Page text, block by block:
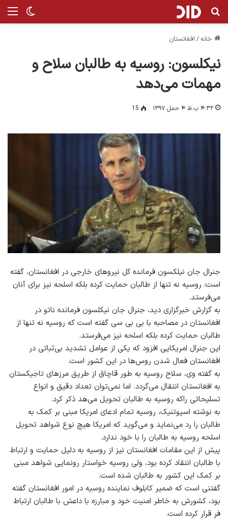
تغییر جستجو برای
خانه/ افغانستان
نیکلسون: روسیه به طالبان سلاح و
مهمات می‌دهد
۴:۳۲ ب.ظ ۴ حمل ۱۳۹۷ 15
جنرال جان نیلکسون فرمانده کل نیروهای خارجی در افغانستان، گفته
است: روسیه نه تنها از طالبان حمایت کرده بلکه اسلحه نیز برای آنان
می‌فرستد.
به گزارش خبرگزاری دید، جنرال جان نیکلسون فرمانده ناتو در
افغانستان در مصاحبه با بی بی سی گفته است که روسیه نه تنها از
طالبان حمایت کرده بلکه اسلحه نیز می‌فرستد.
این جنرال امریکایی افزود که یکی از عوامل تشدید بی‌ثباتی در
افغانستان فعال شدن روس‌ها در این کشور است.
به گفته وی، سلاح روسیه به طور قاچاق از طریق مرزهای تاجیکستان
به افغانستان انتقال می‌گردد. اما نمی‌توان تعداد دقیق و انواع
تسلیحاتی راکه روسیه به طالبان تحویل می‌هد ذکر کرد.
به نوشته اسپوتنیک، روسیه تمام ادعای امریکا مبنی بر کمک به
طالبان را رد می‌نماید و می‌گوید که امریکا هیچ نوع شواهد تحویل
اسلحه روسیه به طالبان را با خود ندارد.
پیش از این مقامات افغانستان نیز از روسیه به دلیل حمایت و ارتباط
با طالبان انتقاد کرده بود، ولی روسیه خواستار رونمایی شواهد مبنی
بر کمک این کشور به طالبان شده است.
گفتنی است که ضمیر کابلوف نماینده روسیه در امور افغانستان گفته
بود، کشورش به خاطر امنیت خود و مبارزه با داعش با طالبان ارتباط
فر قرار کرده است.